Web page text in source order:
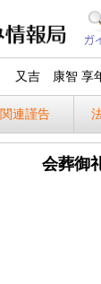
又吉 康智 享
関連謹告
会葬御